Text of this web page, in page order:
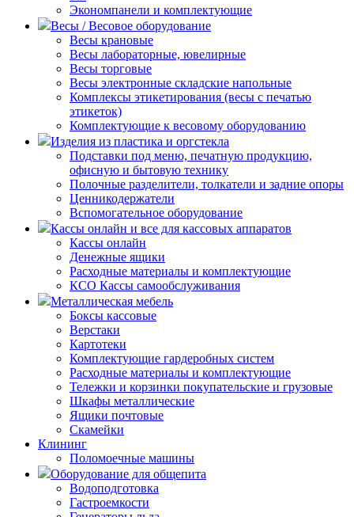
Экономпанели и комплектующие
Весы / Весовое оборудование
Весы крановые
Весы лабораторные, ювелирные
Весы торговые
Весы электронные складские напольные
Комплексы этикетирования (весы с печатью
этикеток)
Комплектующие к весовому оборудованию
Изделия из пластика и оргстекла
Подставки под меню, печатную продукцию,
офисную и бытовую технику
Полочные разделители, толкатели и задние опоры
Ценникодержатели
Вспомогательное оборудование
Кассы онлайн и все для кассовых аппаратов
Кассы онлайн
Денежные ящики
Расходные материалы и комплектующие
КСО Кассы самообслуживания
Металлическая мебель
Боксы кассовые
Верстаки
Картотеки
Комплектующие гардеробных систем
Расходные материалы и комплектующие
Тележки и корзинки покупательские и грузовые
Шкафы металлические
Ящики почтовые
Скамейки
Клининг
Поломоечные машины
Оборудование для общепита
Водоподготовка
Гастроемкости